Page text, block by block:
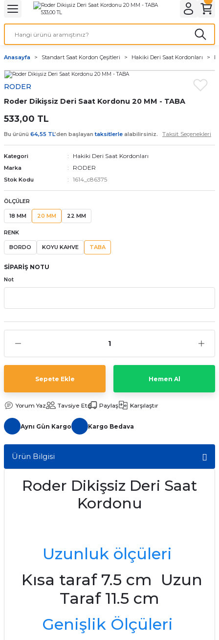
& ELEKTİRİK AYDINLATMA & ELEKTRİK
ve Cihaz Pilleri
ÇEŞİTLERİ
Pili
Kordon Çeşitleri
Kordonları
saat kordonu
Kordonları
Anasayfa Standart Saat Kordon Çeşitleri Hakiki Deri Saat Kordonları
RODER
Roder Dikişsiz Deri Saat Kordonu 20 MM - TABA
533,00 TL
Bu ürünü 64,55 TL’den başlayantaksitlerle alabilirsiniz. Taksit Seçenekleri
Kategori Hakiki Deri Saat Kordonları
Marka RODER
Stok Kodu 1614_c86375
ÖLÇÜLER
18 MM 20 MM 22 MM
RENK
BORDO KOYU KAHVE TABA
SİPARİŞ NOTU
Not
Sepete Ekle Hemen Al
Yorum Yaz Tavsiye Et Paylaş Karşılaştır
Aynı Gün Kargo Kargo Bedava
Ürün Bilgisi
Roder Dikişsiz Deri Saat
Kordonu
Uzunluk ölçüleri
Kısa taraf 7.5 cm Uzun
Taraf 11.5 cm
Genişlik Ölçüleri